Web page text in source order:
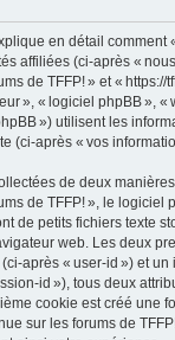
en détail comment
affiliées (ci-après «
de TFFP! » et « https://
», « logiciel phpBB »,
») utilisent les
(ci-après « vos
de deux
de TFFP! », le logiciel
de petits fichiers texte
web. Les deux
après « user-id ») et un
id »), tous deux
cookie est créé une
sur les forums de